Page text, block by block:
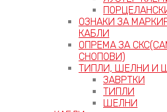
ОЗНАКИ ЗА
КАБЛИ
ОПРЕМА ЗА
СНОПОВИ)
ТИПЛИ, ШЕЛНИ И
ЗАВРТКИ
ТИПЛИ
ШЕЛНИ